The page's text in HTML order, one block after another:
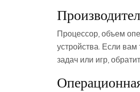
Процессор, объем
устройства. Если
задач или игр,